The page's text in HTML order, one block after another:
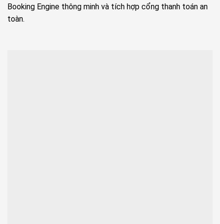
Booking Engine thông minh và tích hợp cổng thanh toán an
toàn.